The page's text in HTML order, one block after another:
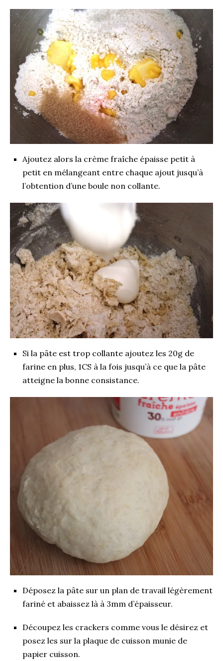
Ajoutez alors la crème fraîche épaisse petit à
petit en mélangeant entre chaque ajout jusqu’à
l’obtention d’une boule non collante.
Si la pâte est trop collante ajoutez les 20g de
farine en plus, 1CS à la fois jusqu’à ce que la pâte
atteigne la bonne consistance.
Déposez la pâte sur un plan de travail légèrement
fariné et abaissez là à 3mm d’épaisseur.
Découpez les crackers comme vous le désirez et
posez les sur la plaque de cuisson munie de
papier cuisson.